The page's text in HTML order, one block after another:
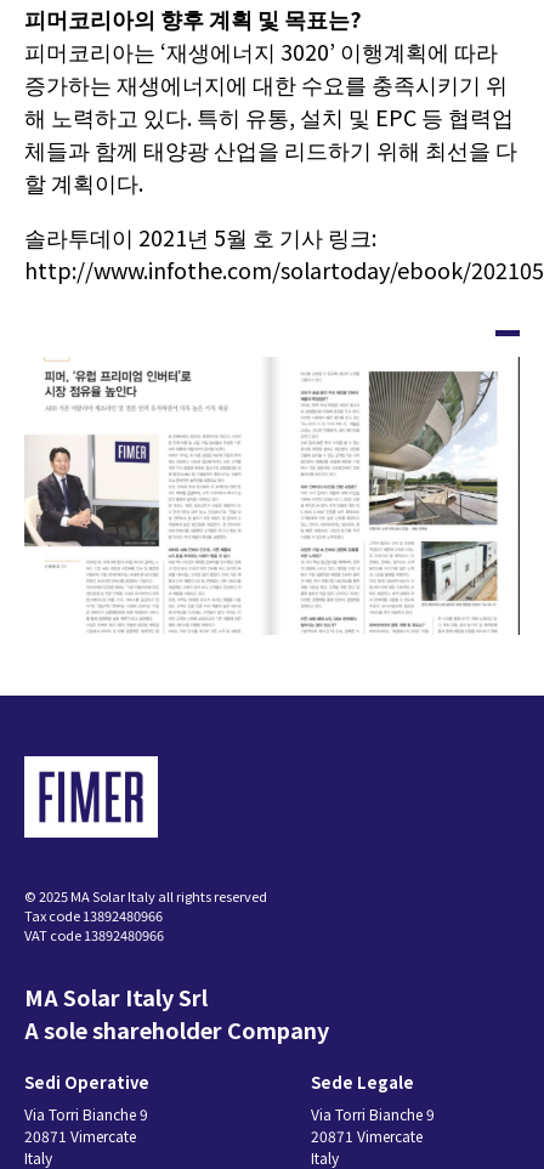
피머코리아의 향후 계획 및 목표는?
피머코리아는 ‘재생에너지 3020’ 이행계획에 따라
증가하는 재생에너지에 대한 수요를 충족시키기 위
해 노력하고 있다. 특히 유통, 설치 및 EPC 등 협력업
체들과 함께 태양광 산업을 리드하기 위해 최선을 다
할 계획이다.
솔라투데이 2021년 5월 호 기사 링크:
http://www.infothe.com/solartoday/ebook/
이
미
지
© 2025 MA Solar Italy all rights reserved
Tax code 13892480966
VAT code 13892480966
MA Solar Italy Srl
A sole shareholder Company
Sedi Operative
Via Torri Bianche 9
20871 Vimercate
Italy
Sede Legale
Via Torri Bianche 9
20871 Vimercate
Italy